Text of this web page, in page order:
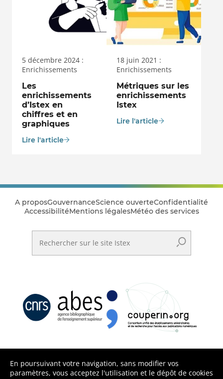
5 décembre 2024 :
Enrichissements
Les
enrichissements
d’Istex en
chiffres et en
graphiques
Lire l'article
18 juin 2021 :
Enrichissements
Métriques sur les
enrichissements
Istex
Lire l'article
A proposGouvernanceScience ouverteConfidentialité
AccessibilitéMentions légalesMétéo des services
En poursuivant votre navigation, sans modifier vos
paramètres, vous acceptez l'utilisation et le dépôt de cookies